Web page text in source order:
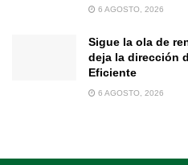
6 AGOSTO, 2026
Sigue la ola de
deja la dirección
Eficiente
6 AGOSTO, 2026